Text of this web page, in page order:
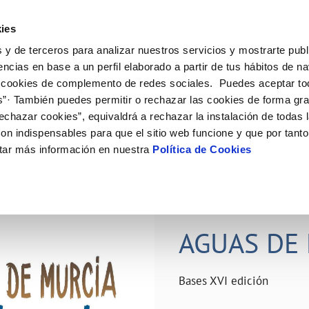
y de terceros para analizar nuestros servicios y mostrarte
en base a un perfil elaborado a partir de tus hábitos de
de complemento de redes sociales. Puedes aceptar
También puedes permitir o rechazar las cookies de forma
cookies”, equivaldrá a rechazar la instalación de todas
indispensables para que el sitio web funcione y que por
más información en nuestra Política de Cookies
de titular
de suministro
MODIFICACIÓN DE DATOS
Actualizar datos bancários
Actualizar datos de
VER TODAS LAS GESTIONES
Tu Servicio
AL CLIENTE
contacto
COMPROMISO DE SERVICIO
Carta de compromisos
Customer Counsel (Defensa del
Tu Agua
del agua
consumidor
CUIDADOS DEL AGUA
Consejos de ahorro
Depósitos comunitarios
comunitarios
Conócenos
DE GESTIÓN Y CERTIFICADOS
PERFIL DEL CONTRATANTE
Plataforma de contratación del
público
Licitaciones en curso
AGUAS
Bases XVI edición